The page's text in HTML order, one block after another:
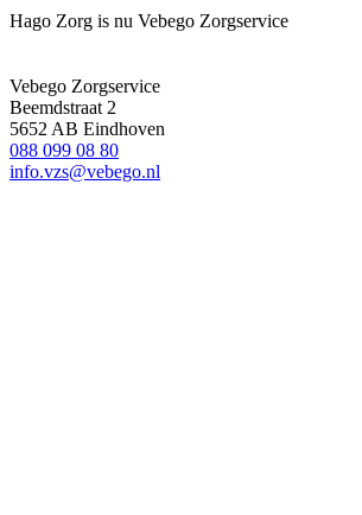
Hago Zorg is nu Vebego Zorgservice
Vebego Zorgservice
Beemdstraat 2
5652 AB Eindhoven
088 099 08 80
info.vzs@vebego.nl